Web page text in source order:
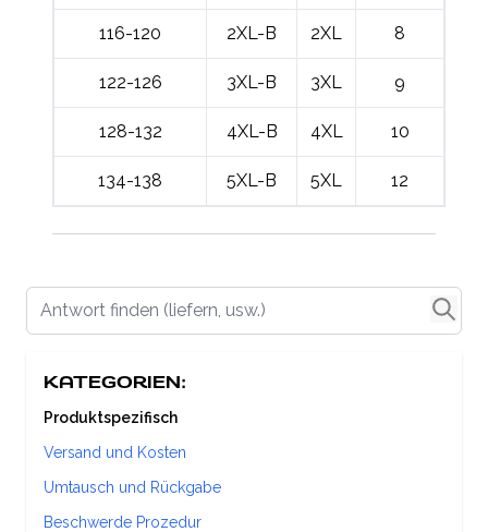
116-120 2XL-B 2XL 8
122-126 3XL-B 3XL 9
128-132 4XL-B 4XL 10
134-138 5XL-B 5XL 12
Antwort finden (liefern, usw.)
KATEGORIEN:
Produktspezifisch
Versand und Kosten
Umtausch und Rückgabe
Beschwerde Prozedur